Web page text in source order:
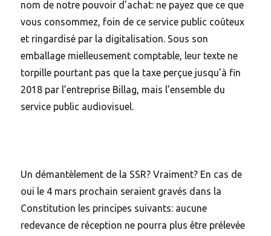
nom de notre pouvoir d’achat: ne payez que ce que
vous consommez, foin de ce service public coûteux
et ringardisé par la digitalisation. Sous son
emballage mielleusement comptable, leur texte ne
torpille pourtant pas que la taxe perçue jusqu’à fin
2018 par l’entreprise Billag, mais l’ensemble du
service public audiovisuel.
Un démantèlement de la SSR? Vraiment? En cas de
oui le 4 mars prochain seraient gravés dans la
Constitution les principes suivants: aucune
redevance de réception ne pourra plus être prélevée